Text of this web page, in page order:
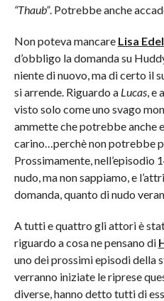
“Thaub”. Potrebbe anche
Non poteva mancare Lisa
d’obbligo la domanda su
niente di nuovo, ma di certo il
si arrende. Riguardo a Lucas, e
visto solo come uno svago
ammette che potrebbe anche
carino…perchè non potrebbe
Prossimamente, nell’episodio
nudo, ma non sappiamo, e
domanda, quanto di nudo
A tutti e quattro gli attori è
riguardo a cosa ne pensano di
uno dei prossimi episodi della
verranno iniziate le riprese
diverse, hanno detto tutti di